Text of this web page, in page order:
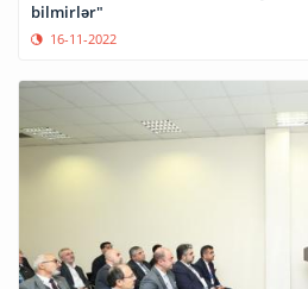
bilmirlər"
16-11-2022